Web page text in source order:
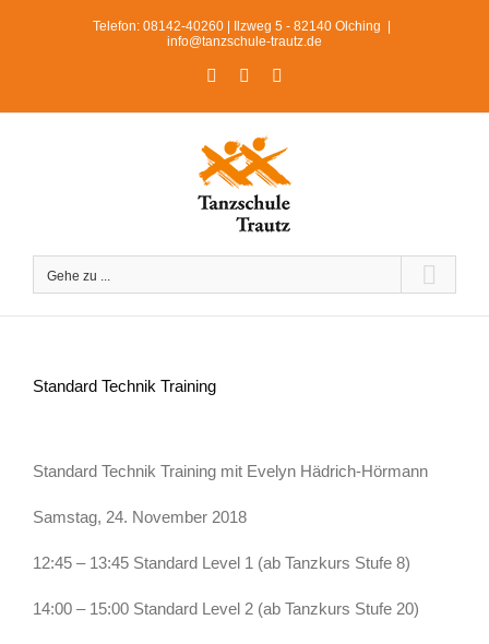
Telefon: 08142-40260 | Ilzweg 5 - 82140 Olching
info@tanzschule-trautz.de
FacebookInstagram
Gehe zu ...
Standard Technik Training
grösseres
Standard Technik Training mit Evelyn Hädrich-Hörmann
Samstag, 24. November 2018
12:45 – 13:45 Standard Level 1 (ab Tanzkurs Stufe 8)
14:00 – 15:00 Standard Level 2 (ab Tanzkurs Stufe 20)